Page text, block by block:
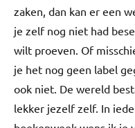
zaken, dan kan er een
je zelf nog niet had
wilt proeven. Of
je het nog geen label
ook niet. De wereld
lekker jezelf zelf. In